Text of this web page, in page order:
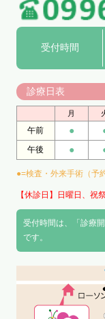
受付時間
診療日表
月
午前 ●
午後 ●
●=検査・外来手術（予
【休診日】日曜日、祝
受付時間は、「診療
です。